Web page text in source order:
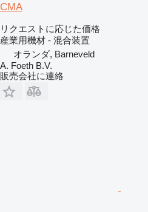
CMA
リクエストに応じた価格
産業用機材 - 混合装置
オランダ, Barneveld
A. Foeth B.V.
販売会社に連絡